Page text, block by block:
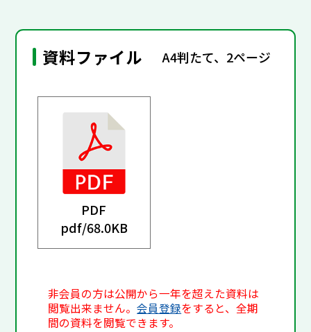
資料ファイル A4判たて、2ページ
PDF
pdf/68.0KB
非会員の方は公開から一年を超えた資料は
閲覧出来ません。会員登録をすると、全期
間の資料を閲覧できます。